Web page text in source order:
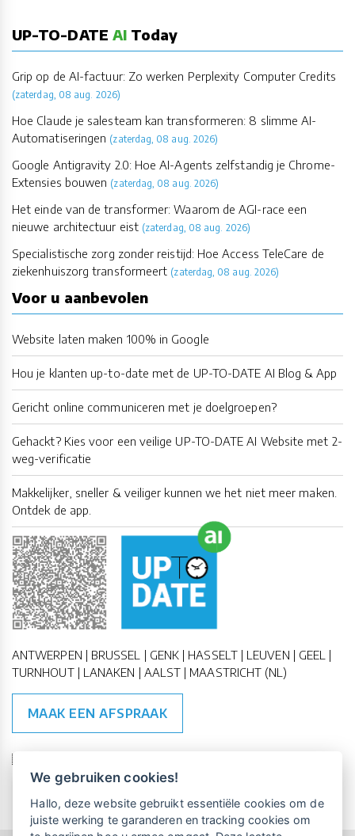
UP-TO-DATE AI Today
Grip op de AI-factuur: Zo werken Perplexity Computer Credits
(zaterdag, 08 aug. 2026)
Hoe Claude je salesteam kan transformeren: 8 slimme AI-
Automatiseringen (zaterdag, 08 aug. 2026)
Google Antigravity 2.0: Hoe AI-Agents zelfstandig je Chrome-
Extensies bouwen (zaterdag, 08 aug. 2026)
Het einde van de transformer: Waarom de AGI-race een
nieuwe architectuur eist (zaterdag, 08 aug. 2026)
Specialistische zorg zonder reistijd: Hoe Access TeleCare de
ziekenhuiszorg transformeert (zaterdag, 08 aug. 2026)
Voor u aanbevolen
Website laten maken 100% in Google
Hou je klanten up-to-date met de UP-TO-DATE AI Blog & App
Gericht online communiceren met je doelgroepen?
Gehackt? Kies voor een veilige UP-TO-DATE AI Website met 2-
weg-verificatie
Makkelijker, sneller & veiliger kunnen we het niet meer maken.
Ontdek de app.
ANTWERPEN | BRUSSEL | GENK | HASSELT | LEUVEN | GEEL |
TURNHOUT | LANAKEN | AALST | MAASTRICHT (NL)
MAAK EEN AFSPRAAK
🇪🇺 🇧🇪
We gebruiken cookies!
Hallo, deze website gebruikt essentiële cookies om de
juiste werking te garanderen en tracking cookies om
Vrijblijvende kennismaking?Boek
een persoonlijke demo.